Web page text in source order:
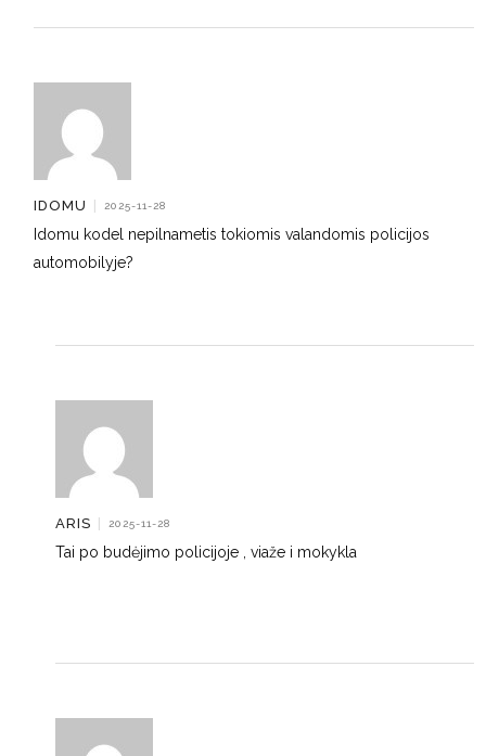
IDOMU | 2025-11-28
Idomu kodel nepilnametis tokiomis valandomis policijos
automobilyje?
ARIS | 2025-11-28
Tai po budėjimo policijoje , viaže i mokykla